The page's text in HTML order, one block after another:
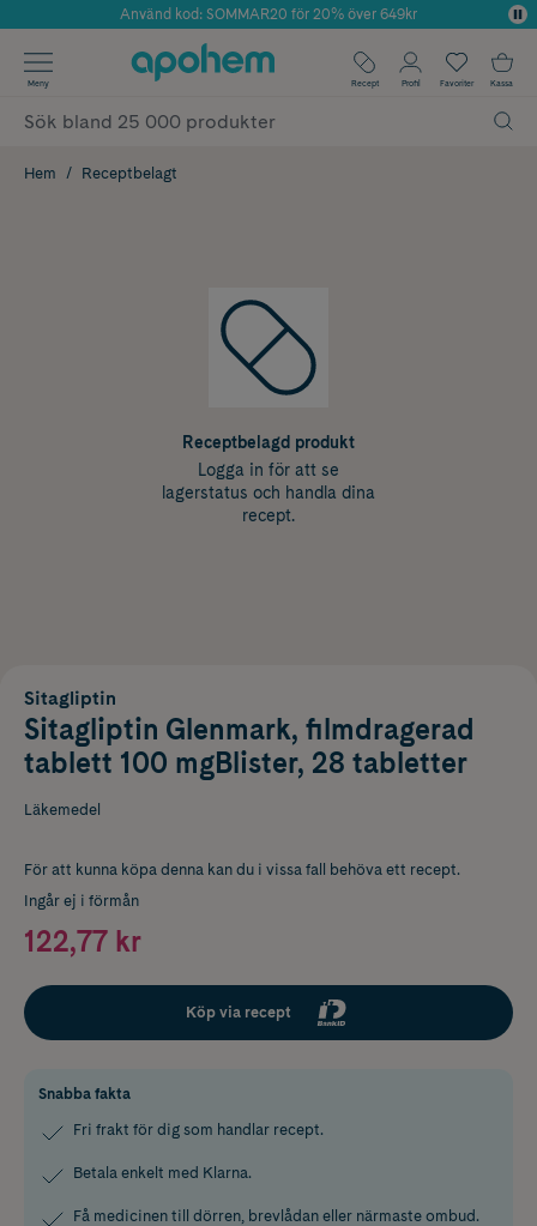
Årets Butik 2025 inom Skönhet
Använd kod: SOMMAR20 för 20% över 649kr
✓ Fri frakt
✓ Poäng på alla köp*
Meny Recept Profil Favoriter Kassa
Hem Receptbelagt
Receptbelagd produkt
Logga in för att se
lagerstatus och handla dina
recept.
Sitagliptin
Sitagliptin Glenmark, filmdragerad
tablett 100 mgBlister, 28 tabletter
Läkemedel
För att kunna köpa denna kan du i vissa fall behöva ett recept.
Ingår ej i förmån
122,77 kr
Köp via recept
Snabba fakta
Fri frakt för dig som handlar recept.
Betala enkelt med Klarna.
Få medicinen till dörren, brevlådan eller närmaste ombud.